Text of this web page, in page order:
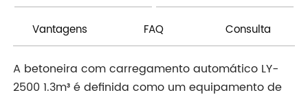
Vantagens FAQ Consulta
A betoneira com carregamento automático LY-
2500 1.3m³ é definida como um equipamento de